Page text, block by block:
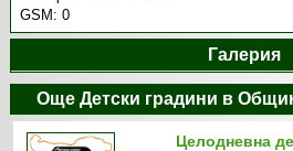
GSM:0
Галерия
Още Детски градини в
Целодневна